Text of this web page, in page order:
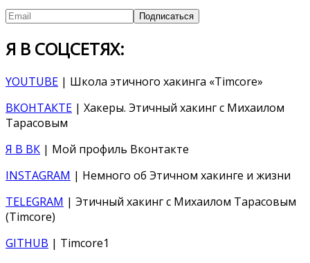
Я В СОЦСЕТЯХ:
YOUTUBE | Школа этичного хакинга «Timcore»
ВКОНТАКТЕ | Хакеры. Этичный хакинг с Михаилом
Тарасовым
Я В ВК | Мой профиль Вконтакте
INSTAGRAM | Немного об Этичном хакинге и жизни
TELEGRAM | Этичный хакинг с Михаилом Тарасовым
(Timcore)
GITHUB | Timcore1